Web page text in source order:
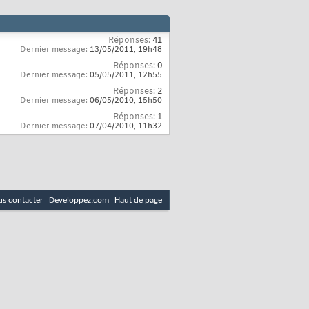
Réponses:41
Dernier message: 13/05/2011, 19h48
Réponses:0
Dernier message: 05/05/2011, 12h55
Réponses: 2
Dernier message: 06/05/2010, 15h50
Réponses: 1
Dernier message: 07/04/2010, 11h32
contacter Developpez.com Haut de page